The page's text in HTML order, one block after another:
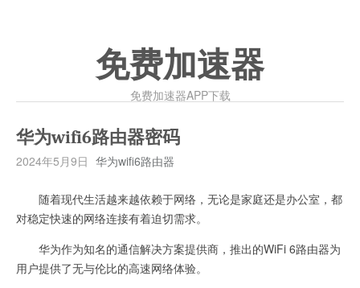
免费加速器
免费加速器APP下载
华为wifi6路由器密码
2024年5月9日 华为wifi6路由器
随着现代生活越来越依赖于网络，无论是家庭还是办公室，都
对稳定快速的网络连接有着迫切需求。
华为作为知名的通信解决方案提供商，推出的WiFi 6路由器为
用户提供了无与伦比的高速网络体验。